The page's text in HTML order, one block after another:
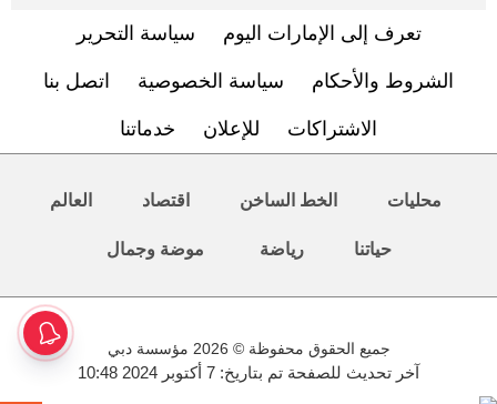
تعرف إلى الإمارات اليوم سياسة التحرير
الشروط والأحكام سياسة الخصوصية اتصل بنا
الاشتراكات للإعلان خدماتنا
محليات الخط الساخن اقتصاد العالم
حياتنا رياضة موضة وجمال
جميع الحقوق محفوظة © 2026 مؤسسة دبي
آخر تحديث للصفحة تم بتاريخ: 7 أكتوبر 2024 10:48